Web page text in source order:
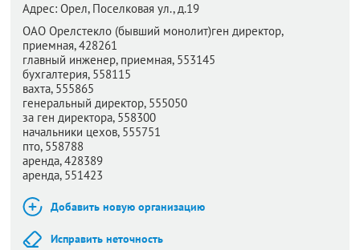
Адрес: Орел, Поселковая ул., д.19
ОАО Орелстекло (бывший монолит)ген директор,
приемная, 428261
главный инженер, приемная, 553145
бухгалтерия, 558115
вахта, 555865
генеральный директор, 555050
за ген директора, 558300
начальники цехов, 555751
пто, 558788
аренда, 428389
аренда, 551423
Добавить новую организацию
Исправить неточность